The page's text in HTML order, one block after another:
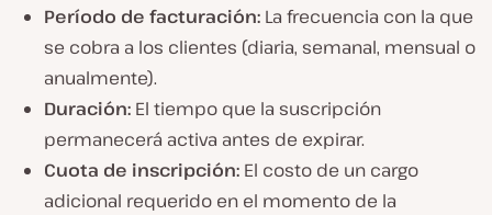
Período de facturación: La frecuencia con la que
se cobra a los clientes (diaria, semanal, mensual o
anualmente).
Duración: El tiempo que la suscripción
permanecerá activa antes de expirar.
Cuota de inscripción: El costo de un cargo
adicional requerido en el momento de la